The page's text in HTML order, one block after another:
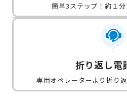
簡単3ステップ！約１
折り返し電
専用オペレーターより折り